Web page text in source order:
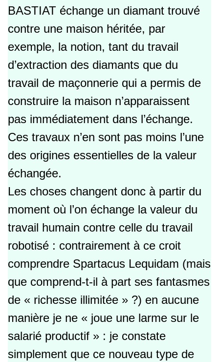
BASTIAT échange un diamant trouvé
contre une maison héritée, par
exemple, la notion, tant du travail
d’extraction des diamants que du
travail de maçonnerie qui a permis de
construire la maison n’apparaissent
pas immédiatement dans l’échange.
Ces travaux n’en sont pas moins l’une
des origines essentielles de la valeur
échangée.
Les choses changent donc à partir du
moment où l’on échange la valeur du
travail humain contre celle du travail
robotisé : contrairement à ce croit
comprendre Spartacus Lequidam (mais
que comprend-t-il à part ses fantasmes
de « richesse illimitée » ?) en aucune
manière je ne « joue une larme sur le
salarié productif » : je constate
simplement que ce nouveau type de